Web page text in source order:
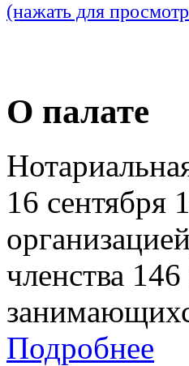
(нажать для
О палате
16 сентября
членства
Подробнее